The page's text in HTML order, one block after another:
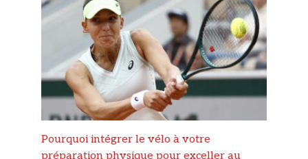
Pourquoi intégrer le vélo à votre
préparation physique pour exceller au